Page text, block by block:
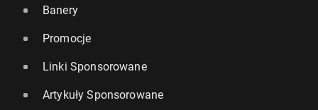
Banery
Promocje
Linki Sponsorowane
Artykuły Sponsorowane